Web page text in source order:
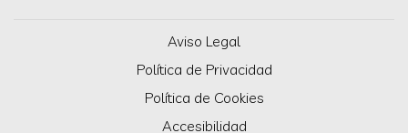
Aviso Legal
Política de Privacidad
Política de Cookies
Accesibilidad